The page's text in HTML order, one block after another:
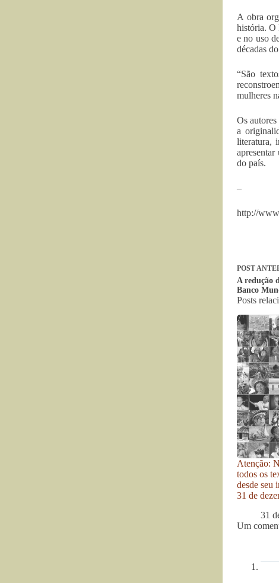
A obra
história. O
e no uso
décadas
“São
mulheres
Os
a
literatura,
do país.
–
http://
POST
A redução
Banco
Posts
Atenção:
todos os
desde seu
31 de
31
Um